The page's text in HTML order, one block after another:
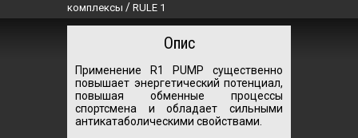
комплексы / RULE 1
Опис
Применение R1 PUMP существенно
повышает энергетический потенциал,
повышая обменные процессы
спортсмена и обладает сильными
антикатаболическими свойствами.